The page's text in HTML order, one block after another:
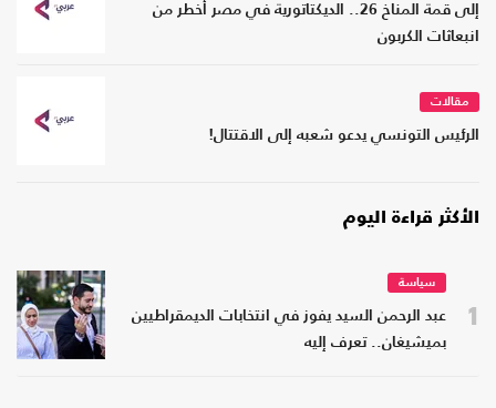
إلى قمة المناخ 26.. الديكتاتورية في مصر أخطر من
انبعاثات الكربون
مقالات
الرئيس التونسي يدعو شعبه إلى الاقتتال!
الأكثر قراءة اليوم
1
سياسة
عبد الرحمن السيد يفوز في انتخابات الديمقراطيين
بميشيغان.. تعرف إليه